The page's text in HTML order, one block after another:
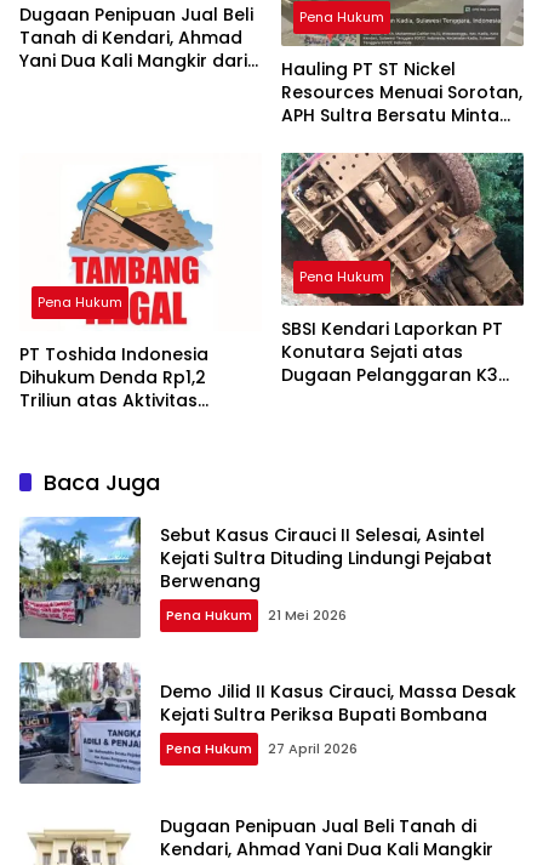
Dugaan Penipuan Jual Beli
Tanah di Kendari, Ahmad
Yani Dua Kali Mangkir dari
Pena Hukum
Hauling PT ST Nickel
Resources Menuai Sorotan,
APH Sultra Bersatu Minta
Pena Hukum
PT Toshida Indonesia
Dihukum Denda Rp1,2
Triliun atas Aktivitas
Pena Hukum
SBSI Kendari Laporkan PT
Konutara Sejati atas
Dugaan Pelanggaran K3
Baca Juga
Sebut Kasus Cirauci II Selesai, Asintel
Kejati Sultra Dituding Lindungi Pejabat
Berwenang
Pena Hukum 21 Mei 2026
Demo Jilid II Kasus Cirauci, Massa Desak
Kejati Sultra Periksa Bupati Bombana
Pena Hukum 27 April 2026
Dugaan Penipuan Jual Beli Tanah di
Kendari, Ahmad Yani Dua Kali Mangkir